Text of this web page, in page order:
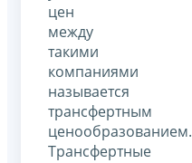
цен
между
такими
компаниями
называется
трансфертным
ценообразованием.
Трансфертные